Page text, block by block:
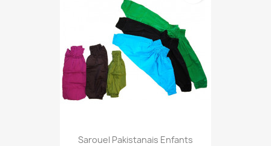
Sarouel Pakistanais Enfants